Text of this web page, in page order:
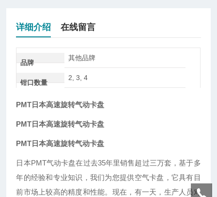
详细介绍 在线留言
品牌
其他品牌
钳口数量
2, 3, 4
PMT日本高速旋转气动卡盘
PMT日本高速旋转气动卡盘
PMT日本高速旋转气动卡盘
日本PMT气动卡盘在过去35年里销售超过三万套，基于多
年的经验和专业知识，我们为您提供空气卡盘，它具有目
前市场上较高的精度和性能。现在，有一天，生产人员对